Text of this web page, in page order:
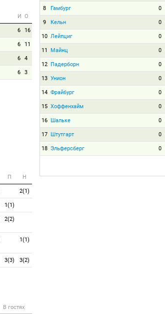
И О
6 16
6 11
6 4
6 3
П Н
2(1)
1(1)
2(2)
1(1)
3(3) 3(2)
В гостях
8 Гамбург 0
9 Кельн 0
10 Лейпциг 0
11 Майнц 0
12 Падерборн 0
13 Унион 0
14 Фрайбург 0
15 Хоффенхайм 0
16 Шальке 0
17 Штутгарт 0
18 Эльферсберг 0